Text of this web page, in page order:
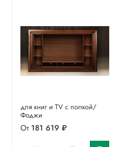
для книг и TV с полкой/
Фоджи
От 181 619 ₽